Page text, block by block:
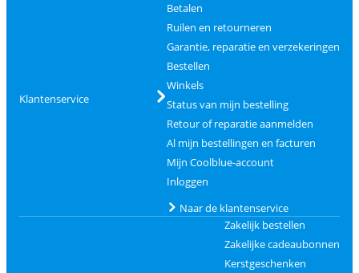
Klantenservice
Betalen
Ruilen en retourneren
Garantie, reparatie en verzekeringen
Bestellen
Winkels
Status van mijn bestelling
Retour of reparatie aanmelden
Al mijn bestellingen en facturen
Mijn Coolblue-account
Inloggen
Naar de klantenservice
Zakelijk bestellen
Zakelijke cadeaubonnen
Kerstgeschenken